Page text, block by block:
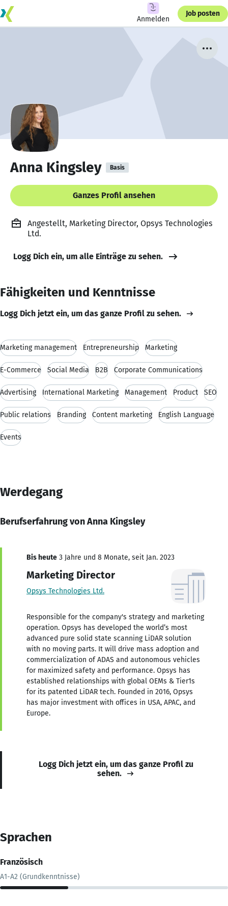
Anmelden
Job posten
Anna Kingsley Basis
Ganzes Profil ansehen
Angestellt, Marketing Director, Opsys Technologies
Ltd.
Logg Dich ein, um alle Einträge zu sehen.
Fähigkeiten und Kenntnisse
Logg Dich jetzt ein, um das ganze Profil zu sehen.
Marketing management Entrepreneurship Marketing
E-Commerce Social Media B2B Corporate Communications
Advertising International Marketing Management Product SEO
Public relations Branding Content marketing English Language
Events
Werdegang
Berufserfahrung von Anna Kingsley
Bis heute 3 Jahre und 8 Monate, seit Jan. 2023
Marketing Director
Opsys Technologies Ltd.
Responsible for the company's strategy and marketing
operation. Opsys has developed the world’s most
advanced pure solid state scanning LiDAR solution
with no moving parts. It will drive mass adoption and
commercialization of ADAS and autonomous vehicles
for maximized safety and performance. Opsys has
established relationships with global OEMs & Tier1s
for its patented LiDAR tech. Founded in 2016, Opsys
has major investment with offices in USA, APAC, and
Europe.
Logg Dich jetzt ein, um das ganze Profil zu
sehen.
Sprachen
Französisch
A1-A2 (Grundkenntnisse)